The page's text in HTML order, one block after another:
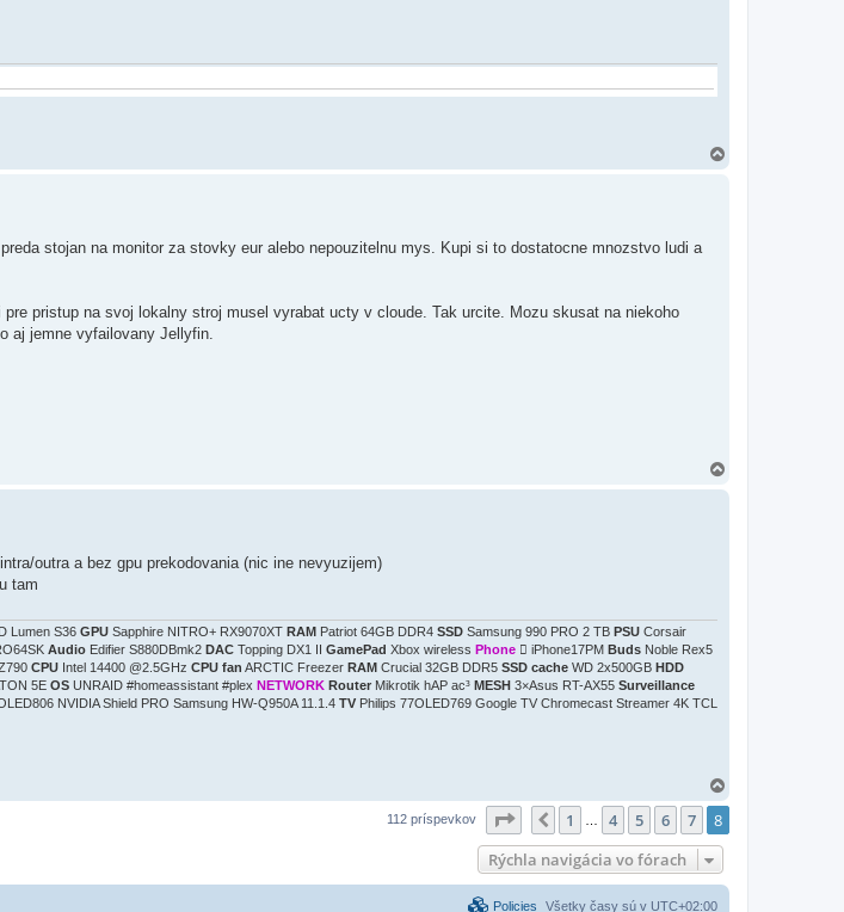
stojan na monitor za stovky eur alebo nepouzitelnu mys. Kupi si to dostatocne mnozstvo ludi a
pristup na svoj lokalny stroj musel vyrabat ucty v cloude. Tak urcite. Mozu skusat na niekoho
aj jemne vyfailovany Jellyfin.
outra a bez gpu prekodovania (nic ine nevyuzijem)
tam
Lumen S36 GPU Sapphire NITRO+ RX9070XT RAM Patriot 64GB DDR4 SSD Samsung 990 PRO 2 TB PSU Corsair
Audio Edifier S880DBmk2 DAC Topping DX1 II GamePad Xbox wireless Phone  iPhone17PM Buds Noble Rex5
CPU Intel 14400 @2.5GHz CPU fan ARCTIC Freezer RAM Crucial 32GB DDR5 SSD cache WD 2x500GB HDD
5E OS UNRAID #homeassistant #plex NETWORK Router Mikrotik hAP ac³ MESH 3×Asus RT-AX55 Surveillance
NVIDIA Shield PRO Samsung HW-Q950A 11.1.4 TV Philips 77OLED769 Google TV Chromecast Streamer 4K TCL
e
112 príspevkov Strana8 z8
Predchádzajúci
1 4 5 6 7 8
Rýchla navigácia vo fórach
Všetky časy sú v UTC+02:00
Policies